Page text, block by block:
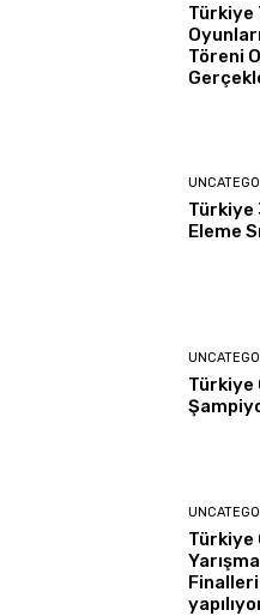
Türkiye
Töreni
Türkiye
Eleme
Türkiye
Türkiye
Finalleri